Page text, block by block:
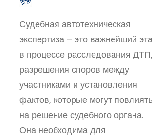
Судебная автотехническая
экспертиза – это важнейший
в процессе расследования ДТП,
разрешения споров между
участниками и установления
фактов, которые могут повлиять
на решение судебного органа.
Она необходима для